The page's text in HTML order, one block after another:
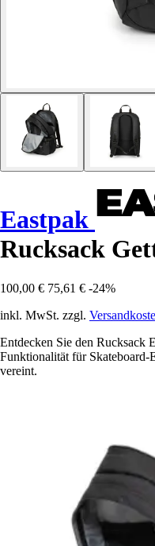
Eastpak
Rucksack
100,00 € 75,61 € -24%
inkl. MwSt. zzgl.
Entdecken Sie den Rucksack
Funktionalität für Skateboard-
vereint.